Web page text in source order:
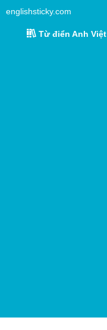
englishsticky.com
Từ điển Anh Việt